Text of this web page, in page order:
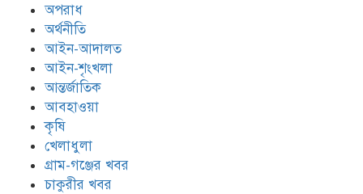
অপরাধ
অর্থনীতি
আইন-আদালত
আইন-শৃংখলা
আন্তর্জাতিক
আবহাওয়া
কৃষি
খেলাধুলা
গ্রাম-গঞ্জের খবর
চাকুরীর খবর